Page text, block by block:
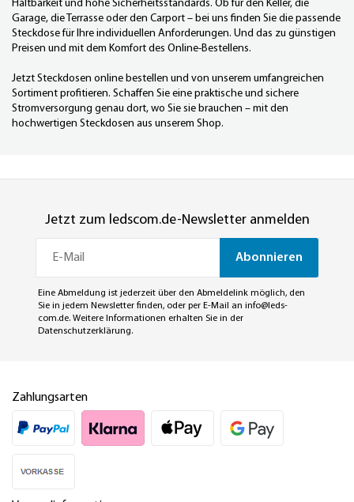
Haltbarkeit und hohe Sicherheitsstandards. Ob für den Keller, die
Garage, die Terrasse oder den Carport – bei uns finden Sie die passende
Steckdose für Ihre individuellen Anforderungen. Und das zu günstigen
Preisen und mit dem Komfort des Online-Bestellens.
Jetzt Steckdosen online bestellen und von unserem umfangreichen
Sortiment profitieren. Schaffen Sie eine praktische und sichere
Stromversorgung genau dort, wo Sie sie brauchen – mit den
hochwertigen Steckdosen aus unserem Shop.
Jetzt zum ledscom.de-Newsletter anmelden
Abonnieren
Eine Abmeldung ist jederzeit über den Abmeldelink möglich, den
Sie in jedem Newsletter finden, oder per E-Mail an info@leds-
com.de. Weitere Informationen erhalten Sie in der
Datenschutzerklärung.
Zahlungsarten